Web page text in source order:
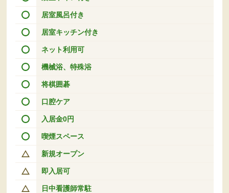
居室風呂付き
居室キッチン付き
ネット利用可
機械浴、特殊浴
将棋囲碁
口腔ケア
入居金0円
喫煙スペース
新規オープン
即入居可
日中看護師常駐